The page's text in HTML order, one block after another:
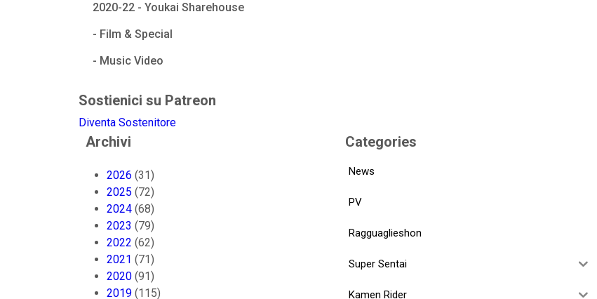
2020-22 - Youkai Sharehouse
- Film & Special
- Music Video
Sostienici su Patreon
Diventa Sostenitore
Archivi
2026 (31)
2025 (72)
2024 (68)
2023 (79)
2022 (62)
2021 (71)
2020 (91)
2019 (115)
Categories
News
PV
Ragguaglieshon
Super Sentai
Kamen Rider